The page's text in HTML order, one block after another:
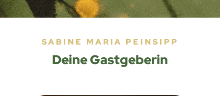
SABINE MARIA PEINSIPP
Deine Gastgeberin